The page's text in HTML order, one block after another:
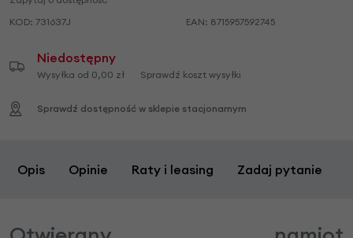
KOD: 731637J EAN: 8715957592745
Niedostępny
Wysyłka od 0,00 zł Sprawdź koszt wysyłki
Sprawdź dostępność w sklepie stacjonarnym
Opis Opinie Raty i leasing Zadaj pytanie